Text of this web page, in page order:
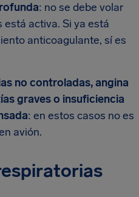
: no se debe volar
activa. Si ya está
anticoagulante, sí es
no controladas, angina
graves o insuficiencia
: en estos casos no es
avión.